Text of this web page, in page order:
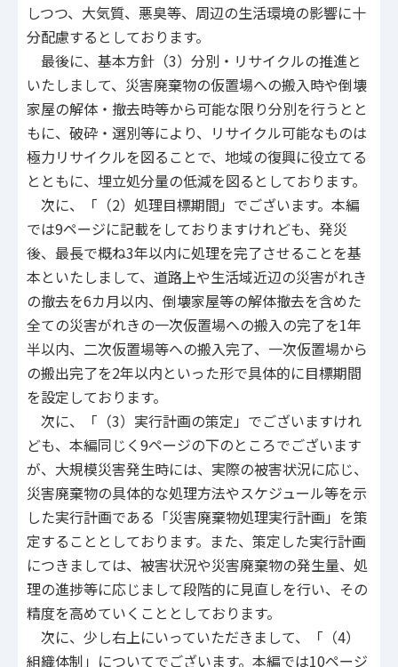
しつつ、大気質、悪臭等、周辺の生活環境の影響に十
分配慮するとしております。
最後に、基本方針（3）分別・リサイクルの推進と
いたしまして、災害廃棄物の仮置場への搬入時や倒壊
家屋の解体・撤去時等から可能な限り分別を行うとと
もに、破砕・選別等により、リサイクル可能なものは
極力リサイクルを図ることで、地域の復興に役立てる
とともに、埋立処分量の低減を図るとしております。
次に、「（2）処理目標期間」でございます。本編
では9ページに記載をしておりますけれども、発災
後、最長で概ね3年以内に処理を完了させることを基
本といたしまして、道路上や生活域近辺の災害がれき
の撤去を6カ月以内、倒壊家屋等の解体撤去を含めた
全ての災害がれきの一次仮置場への搬入の完了を1年
半以内、二次仮置場等への搬入完了、一次仮置場から
の搬出完了を2年以内といった形で具体的に目標期間
を設定しております。
次に、「（3）実行計画の策定」でございますけれ
ども、本編同じく9ページの下のところでございます
が、大規模災害発生時には、実際の被害状況に応じ、
災害廃棄物の具体的な処理方法やスケジュール等を示
した実行計画である「災害廃棄物処理実行計画」を策
定することとしております。また、策定した実行計画
につきましては、被害状況や災害廃棄物の発生量、処
理の進捗等に応じまして段階的に見直しを行い、その
精度を高めていくこととしております。
次に、少し右上にいっていただきまして、「（4）
組織体制」についてでございます。本編では10ページ